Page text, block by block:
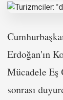
Erdoğan'ın
Mücadele Eş
sonrası